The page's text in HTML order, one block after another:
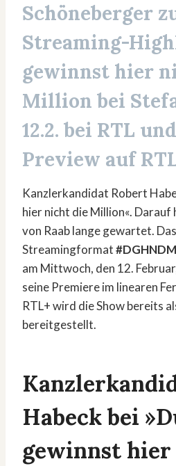
Schöneberger
Streaming-
gewinnst hier
Million bei
12.2. bei RTL
Preview auf
Kanzlerkandidat Robert
hier nicht die Million«. Darauf
von Raab lange gewartet.
Streamingformat
am Mittwoch, den 12.
seine Premiere im linearen
RTL+ wird die Show bereits
bereitgestellt.
Habeck bei
gewinnst